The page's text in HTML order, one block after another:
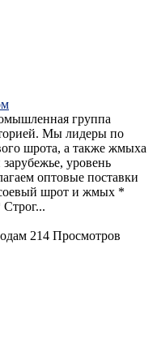
группа
Мы лидеры по
шрота, а также жмыха
уровень
оптовые поставки
шрот и жмых *
214 Просмотров